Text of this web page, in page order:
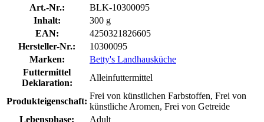
Art.-Nr.:
BLK-10300095
Inhalt:
300 g
EAN:
4250321826605
Hersteller-Nr.:
10300095
Marken:
Betty's Landhausküche
Futtermittel
Deklaration:
Alleinfuttermittel
Produkteigenschaft:
Frei von künstlichen Farbstoffen, Frei von
künstliche Aromen, Frei von Getreide
Lebensphase:
Adult